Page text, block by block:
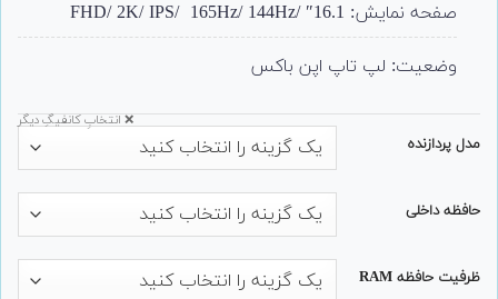
صفحه نمایش: 16.1″ /FHD/ 2K/ IPS/ 165Hz/ 144Hz
وضعیت: لپ تاپ اپن باکس
مدل پردازنده
حافظه داخلی
ظرفیت حافظه RAM
❌ انتخابِ کانفیگِ دیگر